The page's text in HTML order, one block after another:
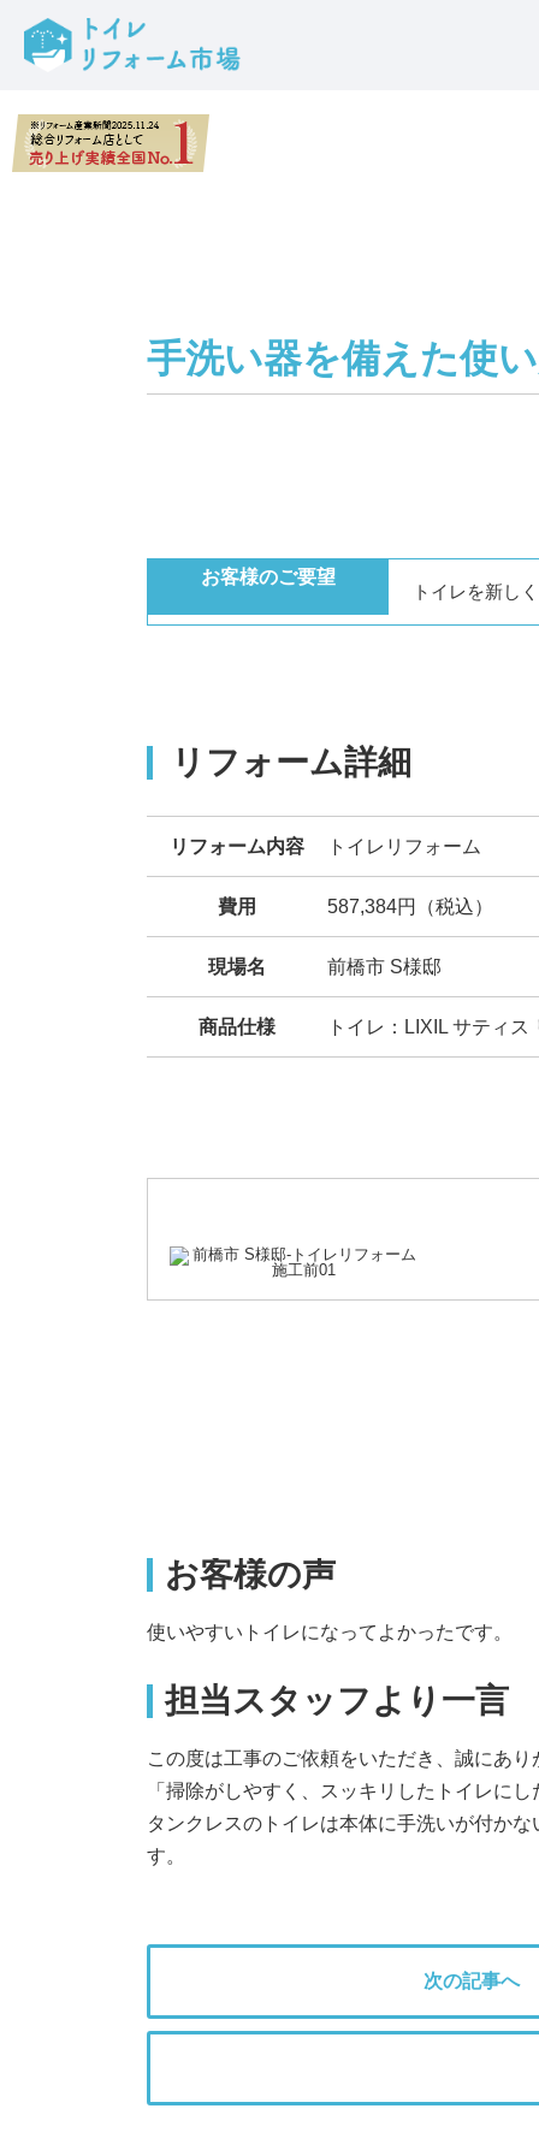
手洗い器を備えた使
お客様のご要望
トイレを新し
リフォーム詳細
リフォーム内容 トイレリフォーム
費用 587,384円（税込）
現場名 前橋市 S様邸
商品仕様 トイレ：LIXIL サティ
お客様の声
使いやすいトイレになってよかったです。
担当スタッフより一言
この度は工事のご依頼をいただき、誠にあ
「掃除がしやすく、スッキリしたトイレに
タンクレスのトイレは本体に手洗いが付か
す。
次の記事へ